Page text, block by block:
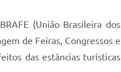
(União Brasileira dos
de Feiras, Congressos e
das estâncias turísticas